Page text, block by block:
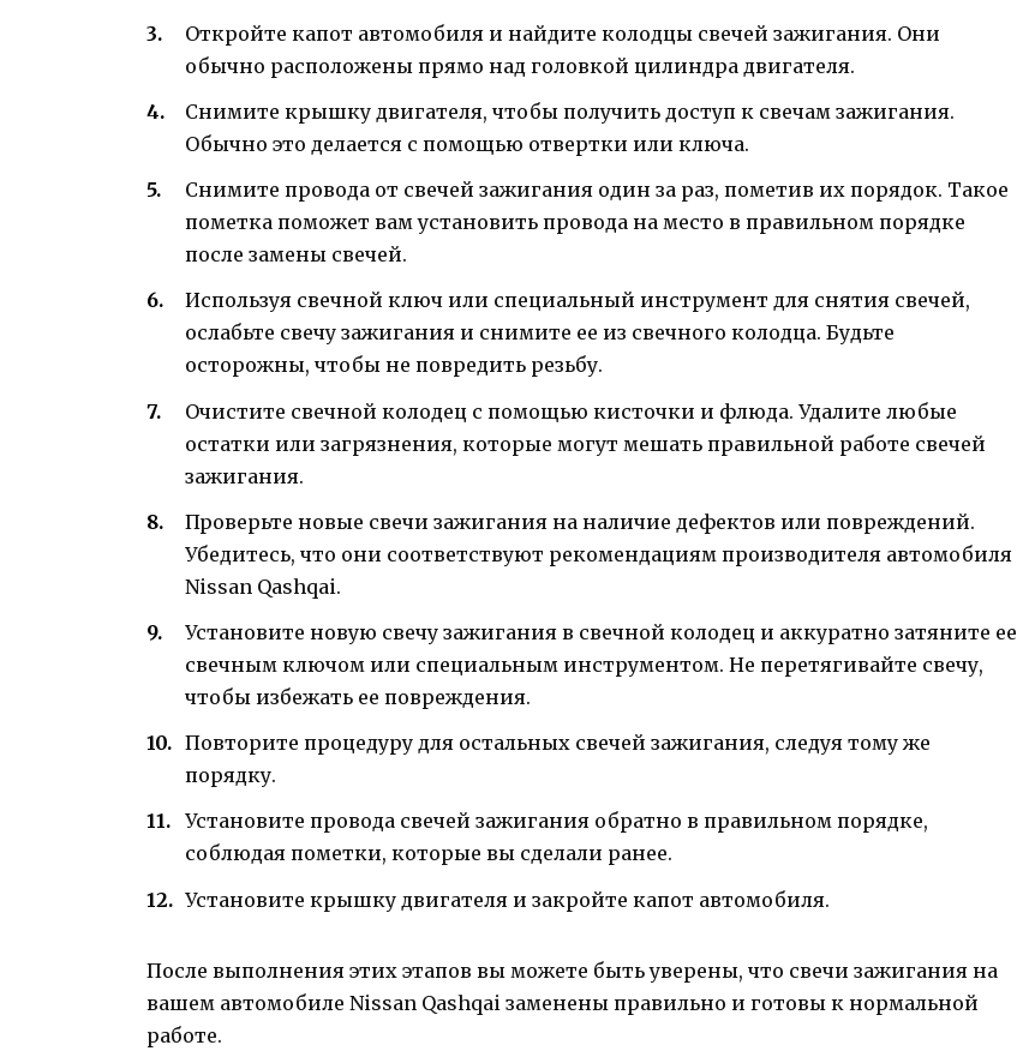
Откройте капот автомобиля и найдите колодцы свечей зажигания. Они
обычно расположены прямо над головкой цилиндра двигателя.
Снимите крышку двигателя, чтобы получить доступ к свечам зажигания.
Обычно это делается с помощью отвертки или ключа.
Снимите провода от свечей зажигания один за раз, пометив их порядок. Такое
пометка поможет вам установить провода на место в правильном порядке
после замены свечей.
Используя свечной ключ или специальный инструмент для снятия свечей,
ослабьте свечу зажигания и снимите ее из свечного колодца. Будьте
осторожны, чтобы не повредить резьбу.
Очистите свечной колодец с помощью кисточки и флюда. Удалите любые
остатки или загрязнения, которые могут мешать правильной работе свечей
зажигания.
Проверьте новые свечи зажигания на наличие дефектов или повреждений.
Убедитесь, что они соответствуют рекомендациям производителя автомобиля
Nissan Qashqai.
Установите новую свечу зажигания в свечной колодец и аккуратно затяните ее
свечным ключом или специальным инструментом. Не перетягивайте свечу,
чтобы избежать ее повреждения.
Повторите процедуру для остальных свечей зажигания, следуя тому же
порядку.
Установите провода свечей зажигания обратно в правильном порядке,
соблюдая пометки, которые вы сделали ранее.
Установите крышку двигателя и закройте капот автомобиля.
После выполнения этих этапов вы можете быть уверены, что свечи зажигания на
вашем автомобиле Nissan Qashqai заменены правильно и готовы к нормальной
работе.